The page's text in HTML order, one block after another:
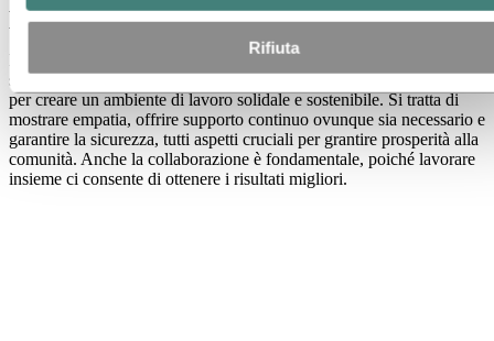
Rifiuta
per te e perché?
Il valore che per me ha più importanza è la Cura. Investire
sinceramente nel benessere degli altri e dell'ambiente è fondamentale
per creare un ambiente di lavoro solidale e sostenibile. Si tratta di
mostrare empatia, offrire supporto continuo ovunque sia necessario e
garantire la sicurezza, tutti aspetti cruciali per grantire prosperità alla
comunità. Anche la collaborazione è fondamentale, poiché lavorare
insieme ci consente di ottenere i risultati migliori.